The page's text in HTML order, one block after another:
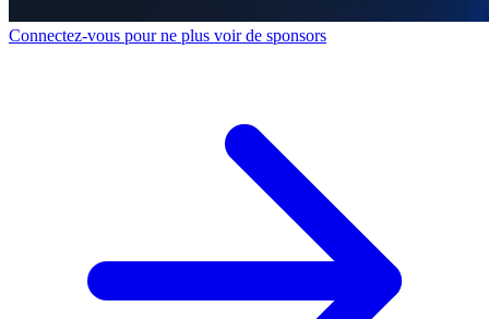
Connectez-vous pour ne plus voir de sponsors